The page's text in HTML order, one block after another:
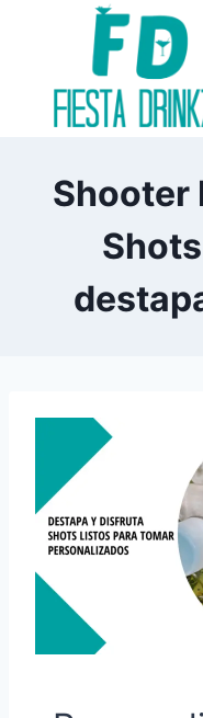
Shooter